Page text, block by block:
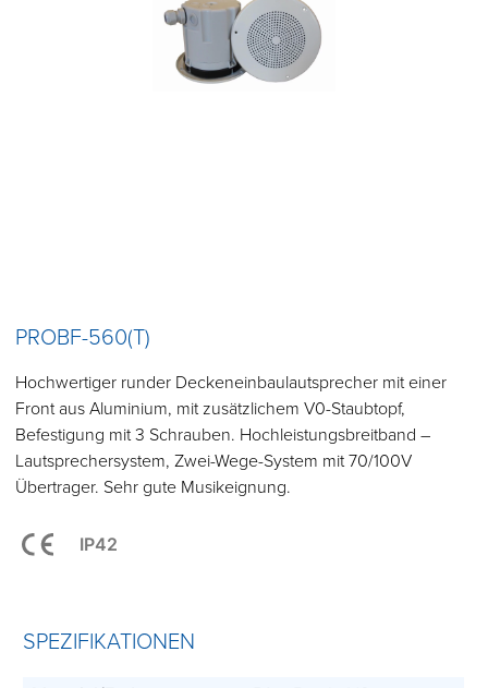
PROBF-560(T)
Hochwertiger runder Deckeneinbaulautsprecher mit einer
Front aus Aluminium, mit zusätzlichem V0-Staubtopf,
Befestigung mit 3 Schrauben. Hochleistungsbreitband –
Lautsprechersystem, Zwei-Wege-System mit 70/100V
Übertrager. Sehr gute Musikeignung.
IP42
SPEZIFIKATIONEN